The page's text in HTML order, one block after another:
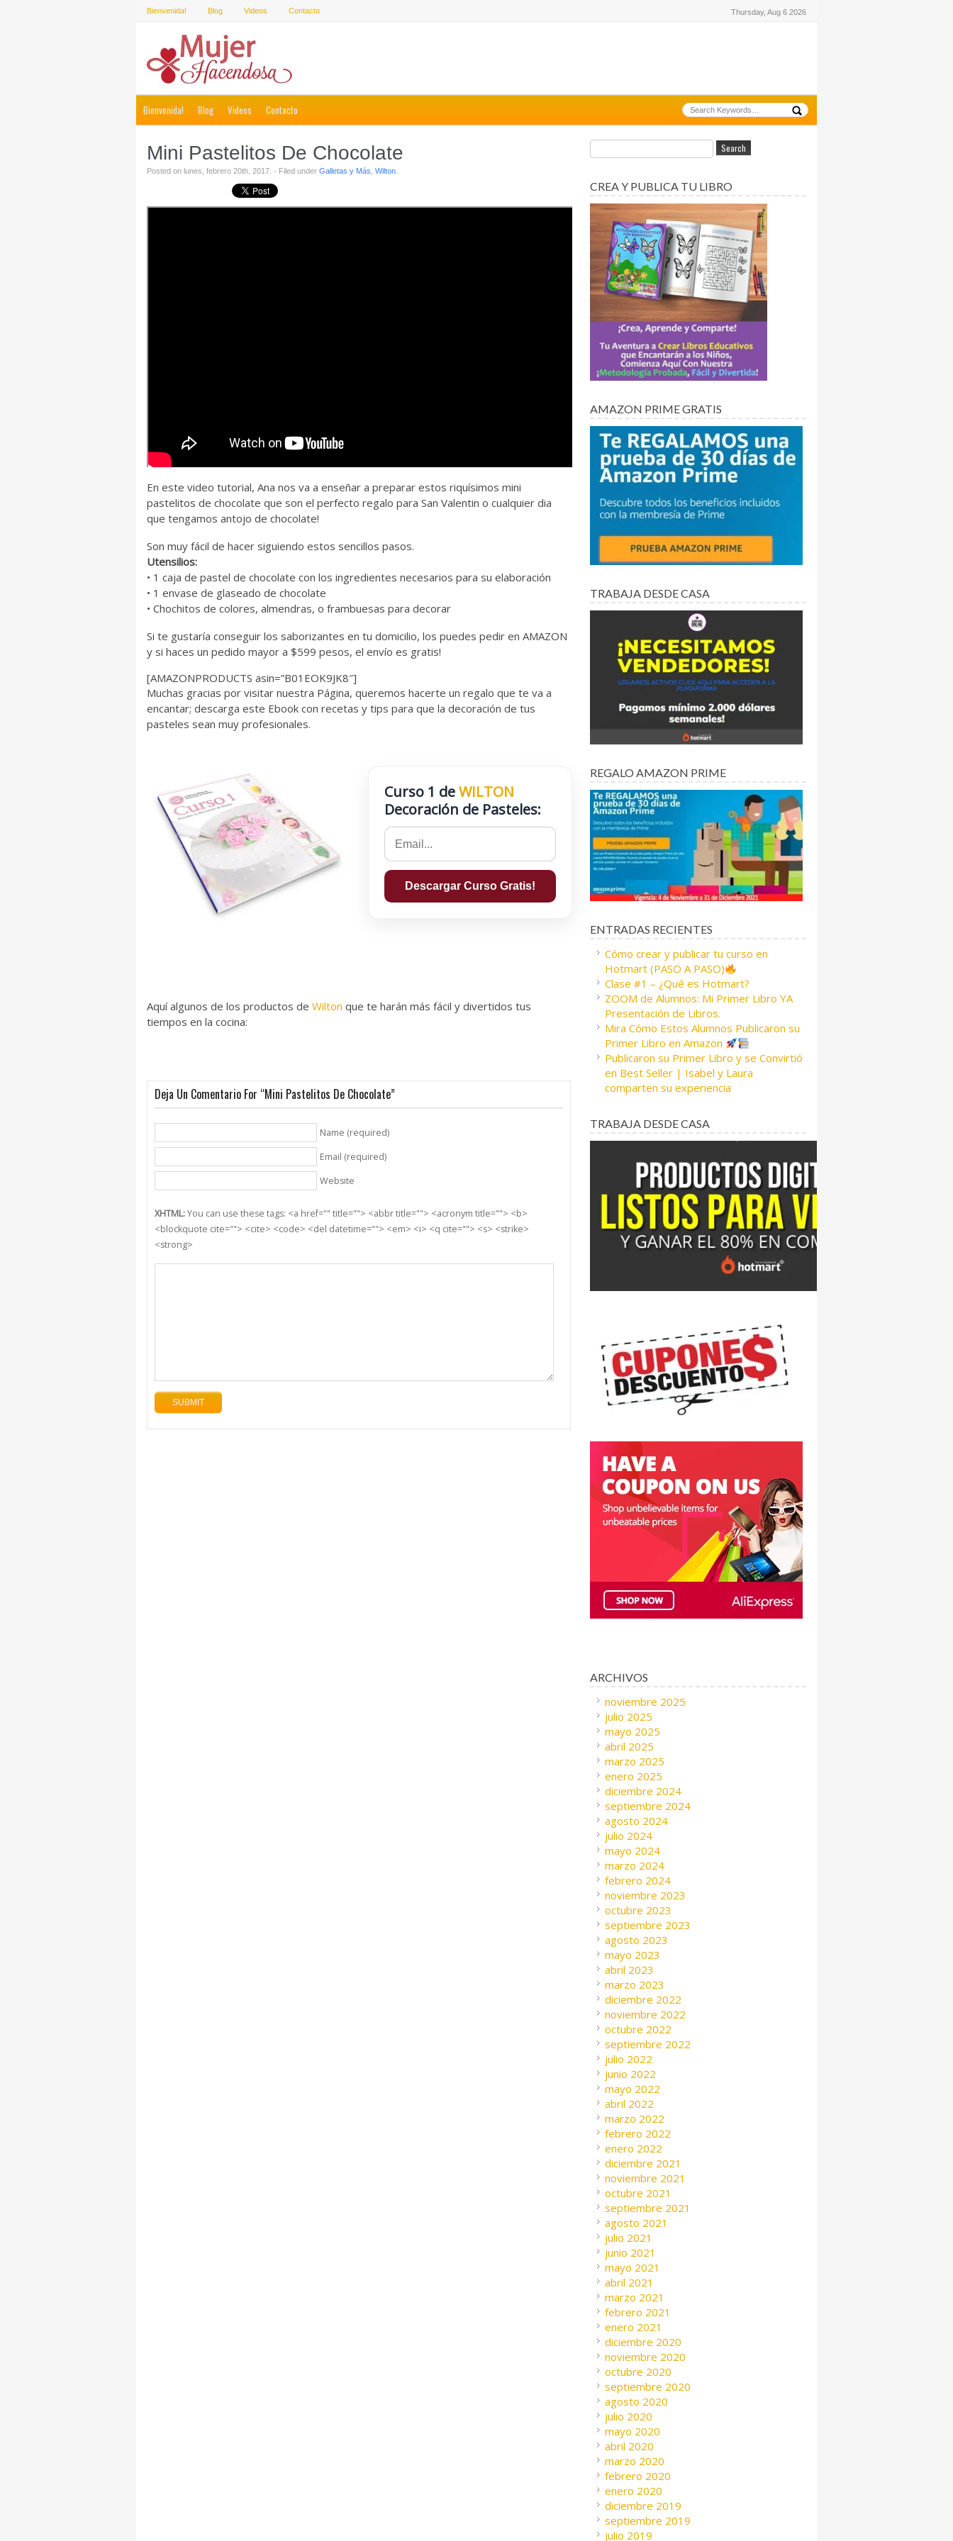
Bienvenida! Blog Videos Contacto Thursday, Aug 6 2026
Bienvenida! Blog Videos Contacto
Mini Pastelitos De Chocolate
Posted on lunes, febrero 20th, 2017. - Filed under Galletas y Más Wilton
En este video tutorial, Ana nos va a enseñar a preparar estos riquísimos mini
pastelitos de chocolate que son el perfecto regalo para San Valentin o cualquier dia
que tengamos antojo de chocolate!
Son muy fácil de hacer siguiendo estos sencillos pasos.
Utensilios:
• 1 caja de pastel de chocolate con los ingredientes necesarios para su elaboración
• 1 envase de glaseado de chocolate
• Chochitos de colores, almendras, o frambuesas para decorar
Si te gustaría conseguir los saborizantes en tu domicilio, los puedes pedir en AMAZON
y si haces un pedido mayor a $599 pesos, el envío es gratis!
[AMAZONPRODUCTS asin=”B01EOK9JK8″]
Muchas gracias por visitar nuestra Página, queremos hacerte un regalo que te va a
encantar; descarga este Ebook con recetas y tips para que la decoración de tus
pasteles sean muy profesionales.
Curso 1 deWILTON
Decoración de Pasteles:
Aquí algunos de los productos de Wilton que te harán más fácil y divertidos tus
tiempos en la cocina:
Deja Un Comentario For “Mini Pastelitos De Chocolate”
Name (required)
Email (required)
Website
XHTML:You can use these tags: <a href="" title=""> <abbr title=""> <acronym title=""> <b>
<blockquote cite=""> <cite> <code> <del datetime=""> <em> <i> <q cite=""> <s> <strike>
<strong>
CREA Y PUBLICA TU LIBRO
AMAZON PRIME GRATIS
TRABAJA DESDE CASA
REGALO AMAZON PRIME
ENTRADAS RECIENTES
Cómo crear y publicar tu curso en
Hotmart (PASO A PASO)
Clase #1 – ¿Qué es Hotmart?
ZOOM de Alumnos: Mi Primer Libro YA
Presentación de Libros.
Mira Cómo Estos Alumnos Publicaron su
Primer Libro en Amazon
Publicaron su Primer Libro y se Convirtió
en Best Seller | Isabel y Laura
comparten su experiencia
TRABAJA DESDE CASA
ARCHIVOS
noviembre 2025
julio 2025
mayo 2025
abril 2025
marzo 2025
enero 2025
diciembre 2024
septiembre 2024
agosto 2024
julio 2024
mayo 2024
marzo 2024
febrero 2024
noviembre 2023
octubre 2023
septiembre 2023
agosto 2023
mayo 2023
abril 2023
marzo 2023
diciembre 2022
noviembre 2022
octubre 2022
septiembre 2022
julio 2022
junio 2022
mayo 2022
abril 2022
marzo 2022
febrero 2022
enero 2022
diciembre 2021
noviembre 2021
octubre 2021
septiembre 2021
agosto 2021
julio 2021
junio 2021
mayo 2021
abril 2021
marzo 2021
febrero 2021
enero 2021
diciembre 2020
noviembre 2020
octubre 2020
septiembre 2020
agosto 2020
julio 2020
mayo 2020
abril 2020
marzo 2020
febrero 2020
enero 2020
diciembre 2019
septiembre 2019
julio 2019